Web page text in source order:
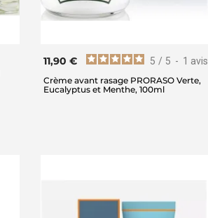
5 / 5 - 1 avis
11,90 €
Crème avant rasage PRORASO Verte,
Eucalyptus et Menthe, 100ml